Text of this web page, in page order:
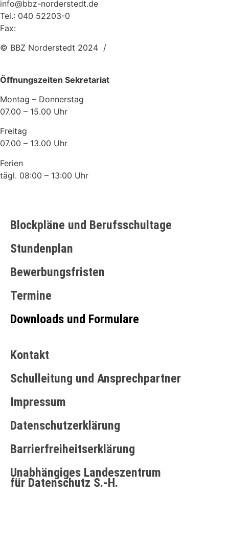
info@bbz-norderstedt.de
Tel.: 040 52203-0
Fax:
© BBZ Norderstedt 2024 /
Öffnungszeiten Sekretariat
Montag – Donnerstag
07.00 – 15.00 Uhr
Freitag
07.00 – 13.00 Uhr
Ferien
tägl. 08:00 – 13:00 Uhr
Blockpläne und Berufsschultage
Stundenplan
Bewerbungsfristen
Termine
Downloads und Formulare
Kontakt
Schulleitung und Ansprechpartner
Impressum
Datenschutzerklärung
Barrierfreiheitserklärung
Unabhängiges Landeszentrum
für Datenschutz S.-H.